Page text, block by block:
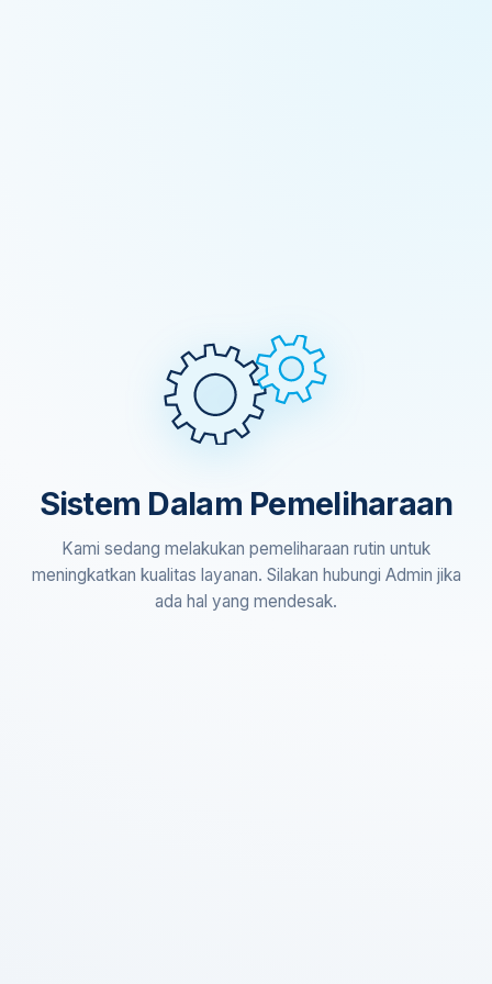
Sistem Dalam Pemeliharaan
Kami sedang melakukan pemeliharaan rutin untuk
meningkatkan kualitas layanan. Silakan hubungi Admin jika
ada hal yang mendesak.